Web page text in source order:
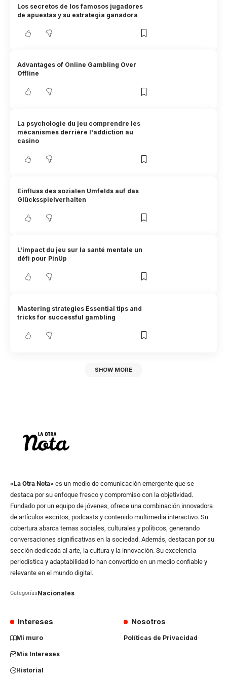
Los secretos de los famosos jugadores
de apuestas y su estrategia ganadora
Advantages of Online Gambling Over
Offline
La psychologie du jeu comprendre les
mécanismes derrière l'addiction au
casino
Einfluss des sozialen Umfelds auf das
Glücksspielverhalten
L'impact du jeu sur la santé mentale un
défi pour PinUp
Mastering strategies Essential tips and
tricks for successful gambling
SHOW MORE
«La Otra Nota» es un medio de comunicación emergente que se
destaca por su enfoque fresco y compromiso con la objetividad.
Fundado por un equipo de jóvenes, ofrece una combinación innovadora
de artículos escritos, podcasts y contenido multimedia interactivo. Su
cobertura abarca temas sociales, culturales y políticos, generando
conversaciones significativas en la sociedad. Además, destacan por su
sección dedicada al arte, la cultura y la innovación. Su excelencia
periodística y adaptabilidad lo han convertido en un medio confiable y
relevante en el mundo digital.
CategoríasNacionales
Intereses
Mi muro
Mis Intereses
Historial
Nosotros
Políticas de Privacidad